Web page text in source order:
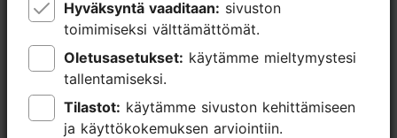
Hyväksyntä vaaditaan:
toimimiseksi välttämättömät.
Oletusasetukset:
tallentamiseksi.
Tilastot:
ja käyttökokemuksen arviointiin.
Hyväksyntä vaaditaan:
toimimiseksi välttämättömät.
Oletusasetukset:
tallentamiseksi.
Tilastot:
ja käyttökokemuksen arviointiin.